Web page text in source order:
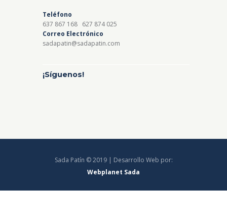
Teléfono
637 867 168 627 874 025
Correo Electrónico
sadapatin@sadapatin.com
¡Síguenos!
Sada Patín © 2019 | Desarrollo Web por:
Webplanet Sada